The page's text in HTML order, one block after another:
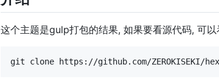
这个主题是gulp打包的结果, 如果要看源代码, 可以